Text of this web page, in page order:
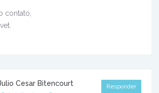
contato,
Responder
Cesar Bitencourt